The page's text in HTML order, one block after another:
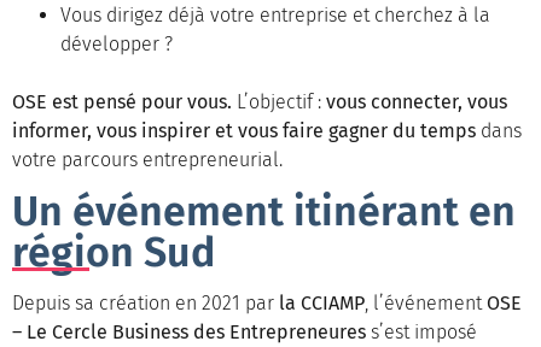
Vous dirigez déjà votre entreprise et cherchez à la
développer ?
OSE est pensé pour vous. L’objectif : vous connecter, vous
informer, vous inspirer et vous faire gagner du temps dans
votre parcours entrepreneurial.
Un événement itinérant en
région Sud
Depuis sa création en 2021 par la CCIAMP, l’événementOSE
– Le Cercle Business des Entrepreneures s’est imposé